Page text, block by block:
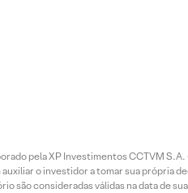
pela XP Investimentos CCTVM
o investidor a tomar sua própria
são consideradas válidas na data de